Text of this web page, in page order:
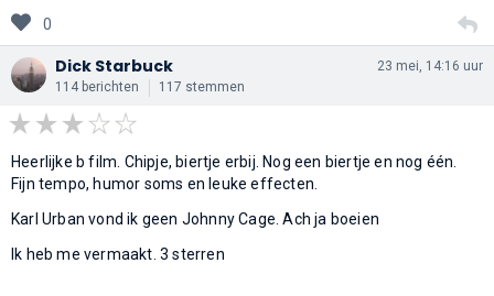
0
Dick Starbuck
114 berichten 117 stemmen
23 mei, 14:16 uur
Heerlijke b film. Chipje, biertje erbij. Nog een biertje en nog één.
Fijn tempo, humor soms en leuke effecten.
Karl Urban vond ik geen Johnny Cage. Ach ja boeien
Ik heb me vermaakt. 3 sterren